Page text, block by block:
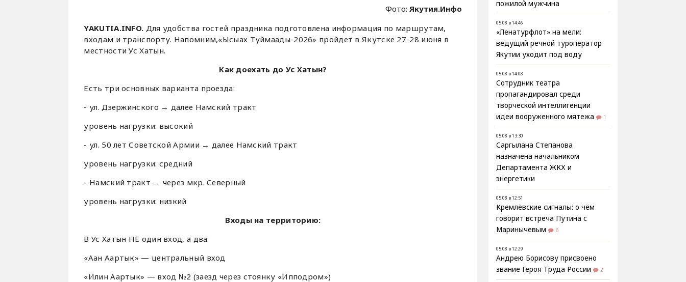
Фото:Якутия.Инфо
YAKUTIA.INFO. Для удобства гостей праздника подготовлена информация по маршрутам,
входам и транспорту. Напомним,«Ысыах Туймаады-2026» пройдет в Якутске 27-28 июня в
местности Ус Хатын.
Как доехать до Ус Хатын?
Есть три основных варианта проезда:
- ул. Дзержинского → далее Намский тракт
уровень нагрузки: высокий
- ул. 50 лет Советской Армии → далее Намский тракт
уровень нагрузки: средний
- Намский тракт → через мкр. Северный
уровень нагрузки: низкий
Входы на территорию:
В Ус Хатын НЕ один вход, а два:
«Аан Аартык» — центральный вход
«Илин Аартык» — вход №2 (заезд через стоянку «Ипподром»)
пожилой мужчина
05.08 в 14:46
«Ленатурфлот» на мели:
ведущий речной туроператор
Якутии уходит под воду
05.08 в 14:08
Сотрудник театра
пропагандировал среди
творческой интеллигенции
идеи вооруженного мятежа
1
05.08 в 13:30
Саргылана Степанова
назначена начальником
Департамента ЖКХ и
энергетики
05.08 в 12:51
Кремлёвские сигналы: о чём
говорит встреча Путина с
Маринычевым
6
05.08 в 12:29
Андрею Борисову присвоено
звание Героя Труда России
2